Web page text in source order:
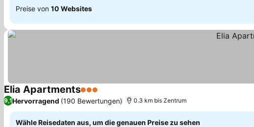
Preise von 10 Websites
Elia Apartments3 Sterne
9,1Hervorragend (190 Bewertungen) 0.3 km bis Zentrum
Wähle Reisedaten aus, um die genauen Preise zu sehen